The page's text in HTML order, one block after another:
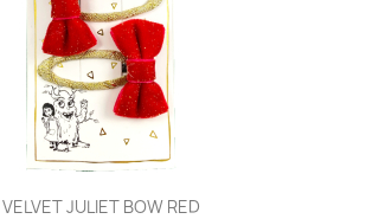
VELVET JULIET BOW RED